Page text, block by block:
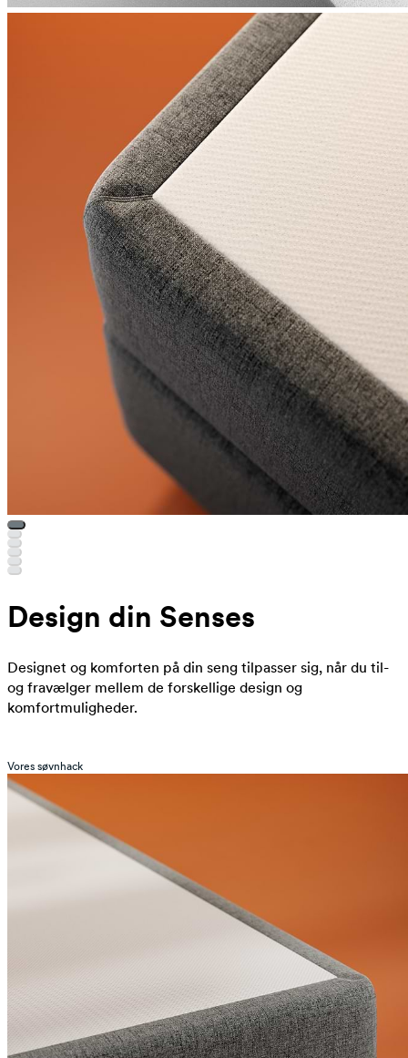
Design din Senses
Designet og komforten på din seng tilpasser sig, når du til-
og fravælger mellem de forskellige design og
komfortmuligheder.
Vores søvnhack